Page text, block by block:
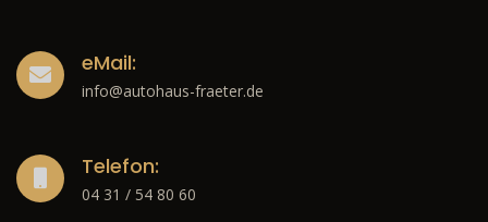
eMail:
info@autohaus-fraeter.de
Telefon:
04 31 / 54 80 60